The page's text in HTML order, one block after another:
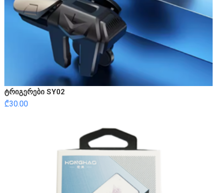
ტრიგერები SY02
₾30.00